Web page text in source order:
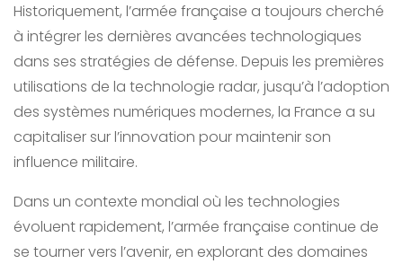
Historiquement, l’armée française a toujours cherché
à intégrer les dernières avancées technologiques
dans ses stratégies de défense. Depuis les premières
utilisations de la technologie radar, jusqu’à l’adoption
des systèmes numériques modernes, la France a su
capitaliser sur l’innovation pour maintenir son
influence militaire.
Dans un contexte mondial où les technologies
évoluent rapidement, l’armée française continue de
se tourner vers l’avenir, en explorant des domaines